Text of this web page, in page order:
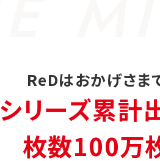
ReDはおかげさま
シリーズ累計
枚数100万